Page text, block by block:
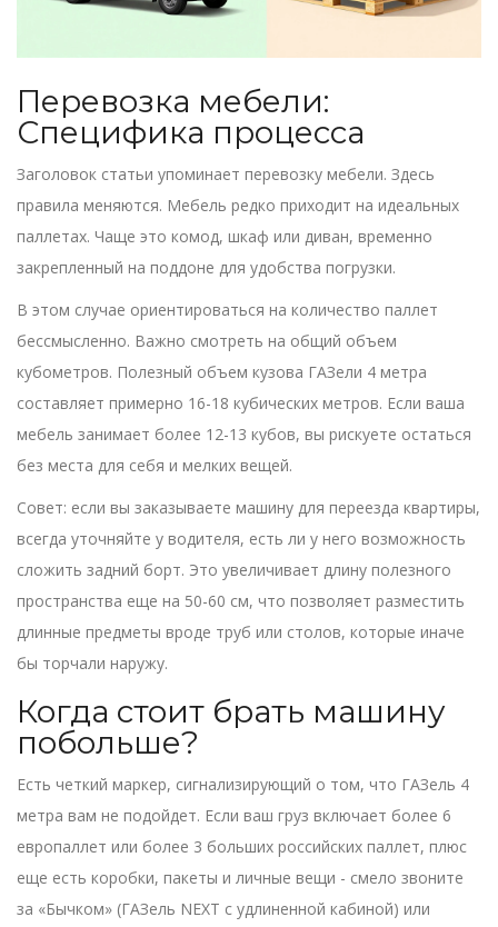
Перевозка мебели:
Специфика процесса
Заголовок статьи упоминает перевозку мебели. Здесь
правила меняются. Мебель редко приходит на идеальных
паллетах. Чаще это комод, шкаф или диван, временно
закрепленный на поддоне для удобства погрузки.
В этом случае ориентироваться на количество паллет
бессмысленно. Важно смотреть на общий объем
кубометров. Полезный объем кузова ГАЗели 4 метра
составляет примерно 16-18 кубических метров. Если ваша
мебель занимает более 12-13 кубов, вы рискуете остаться
без места для себя и мелких вещей.
Совет: если вы заказываете машину для переезда квартиры,
всегда уточняйте у водителя, есть ли у него возможность
сложить задний борт. Это увеличивает длину полезного
пространства еще на 50-60 см, что позволяет разместить
длинные предметы вроде труб или столов, которые иначе
бы торчали наружу.
Когда стоит брать машину
побольше?
Есть четкий маркер, сигнализирующий о том, что ГАЗель 4
метра вам не подойдет. Если ваш груз включает более 6
европаллет или более 3 больших российских паллет, плюс
еще есть коробки, пакеты и личные вещи - смело звоните
за «Бычком» (ГАЗель NEXT с удлиненной кабиной) или